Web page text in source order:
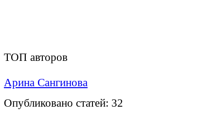
ТОП авторов
Арина Сангинова
Опубликовано статей: 32